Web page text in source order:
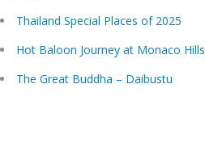
Thailand Special Places of 2025
Hot Baloon Journey at Monaco Hills
The Great Buddha – Daibustu